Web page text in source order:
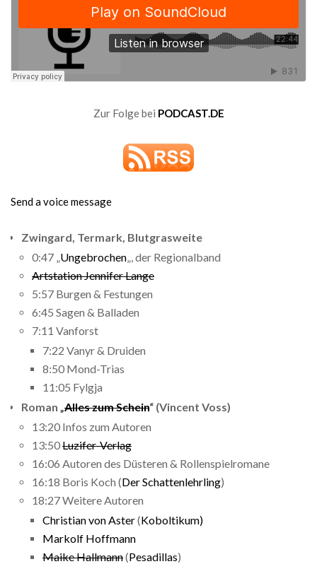
Zur Folge bei PODCAST.DE
Send a voice message
Zwingard, Termark, Blutgrasweite
0:47 „Ungebrochen„, der Regionalband
Artstation Jennifer Lange
5:57 Burgen & Festungen
6:45 Sagen & Balladen
7:11 Vanforst
7:22 Vanyr & Druiden
8:50 Mond-Trias
11:05 Fylgja
Roman „Alles zum Schein“ (Vincent Voss)
13:20 Infos zum Autoren
13:50Luzifer-Verlag
16:06 Autoren des Düsteren & Rollenspielromane
16:18 Boris Koch (Der Schattenlehrling)
18:27 Weitere Autoren
Christian von Aster(Koboltikum)
Markolf Hoffmann
Maike Hallmann(Pesadillas)